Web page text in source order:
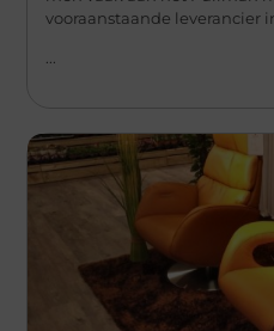
vooraanstaande leverancier
...